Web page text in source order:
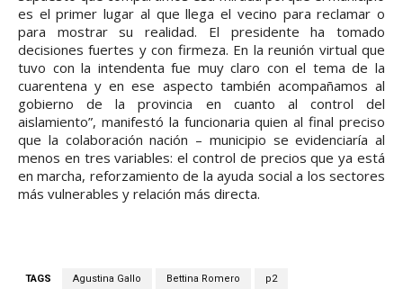
es el primer lugar al que llega el vecino para reclamar o
para mostrar su realidad. El presidente ha tomado
decisiones fuertes y con firmeza. En la reunión virtual que
tuvo con la intendenta fue muy claro con el tema de la
cuarentena y en ese aspecto también acompañamos al
gobierno de la provincia en cuanto al control del
aislamiento”, manifestó la funcionaria quien al final preciso
que la colaboración nación – municipio se evidenciaría al
menos en tres variables: el control de precios que ya está
en marcha, reforzamiento de la ayuda social a los sectores
más vulnerables y relación más directa.
TAGS Agustina Gallo Bettina Romero p2